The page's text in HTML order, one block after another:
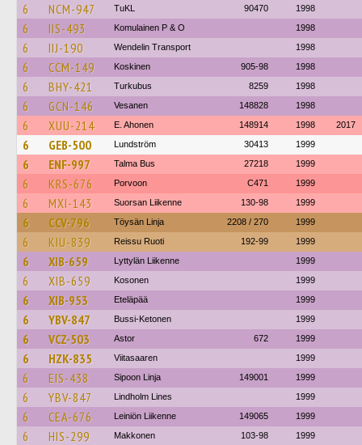
6 NCM-947 TuKL 90470 1998
6 IIS-493 Komulainen P & O 1998
6 IIJ-190 Wendelin Transport 1998
6 CCM-149 Koskinen 905-98 1998
6 BHY-421 Turkubus 8259 1998
6 GCN-146 Vesanen 148828 1998
6 XUU-214 E. Ahonen 148914 1998 2017
6 GEB-500 Lundström 30413 1999
6 ENF-997 Talma Bus 27218 1999
6 KRS-676 Porvoon C471 1999
6 MXI-143 Suorsan Liikenne 130-98 1999
6 CCV-796 Töysän Linja 2208 / 270 1999
6 KIU-839 Reissu Ruoti 192-99 1999
6 XIB-659 Lyttylän Liikenne 1999
6 XIB-659 Kosonen 1999
6 XIB-953 Eteläpää 1999
6 YBV-847 Bussi-Ketonen 1999
6 VCZ-503 Astor 672 1999
6 HZK-835 Viitasaaren 1999
6 EIS-438 Sipoon Linja 149001 1999
6 YBV-847 Lindholm Lines 1999
6 CEA-676 Leiniön Liikenne 149065 1999
6 HIS-299 Makkonen 103-98 1999